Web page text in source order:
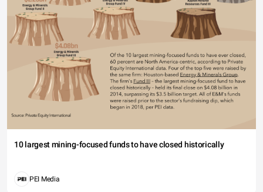
10 largest mining-focused funds to have closed historically
PEI Media